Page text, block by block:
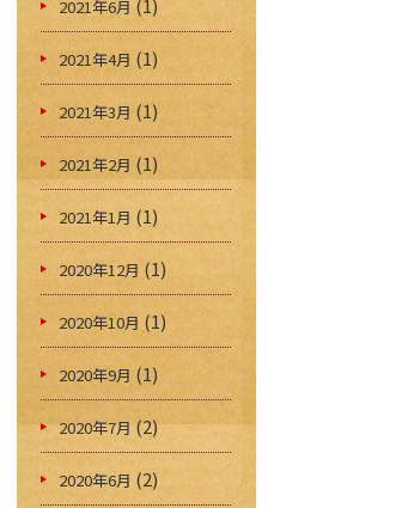
2021年6月 (1)
2021年4月(1)
2021年3月 (1)
2021年2月 (1)
2021年1月 (1)
2020年12月(1)
2020年10月 (1)
2020年9月 (1)
2020年7月(2)
2020年6月 (2)